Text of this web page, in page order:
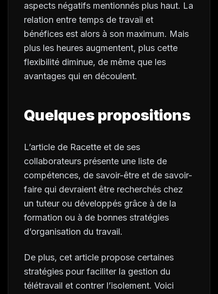
aspects négatifs mentionnés plus haut. La
relation entre temps de travail et
bénéfices est alors à son maximum. Mais
plus les heures augmentent, plus cette
flexibilité diminue, de même que les
avantages qui en découlent.
Quelques propositions
L’article de Racette et de ses
collaborateurs présente une liste de
compétences, de savoir-être et de savoir-
faire qui devraient être recherchés chez
un tuteur ou développés grâce à de la
formation ou à de bonnes stratégies
d’organisation du travail.
De plus, cet article propose certaines
stratégies pour faciliter la gestion du
télétravail et contrer l’isolement. Voici